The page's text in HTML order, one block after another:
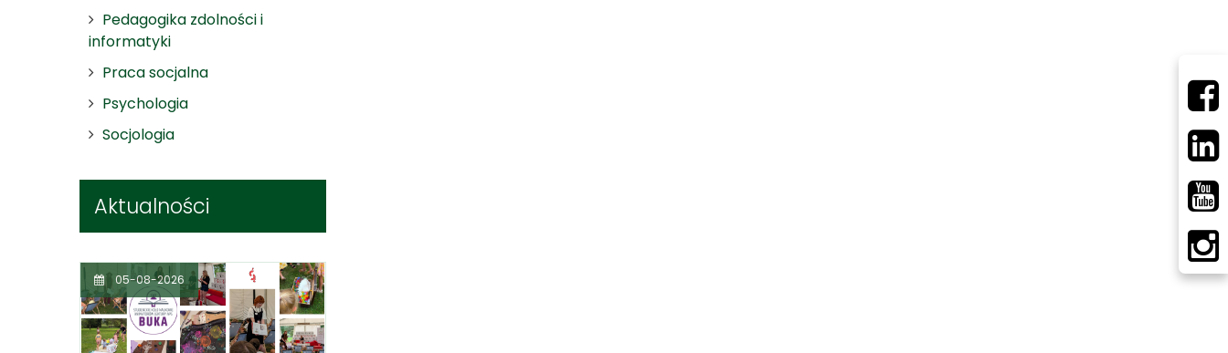
Pedagogika zdolności i
informatyki
Praca socjalna
Psychologia
Socjologia
Aktualności
05-08-2026